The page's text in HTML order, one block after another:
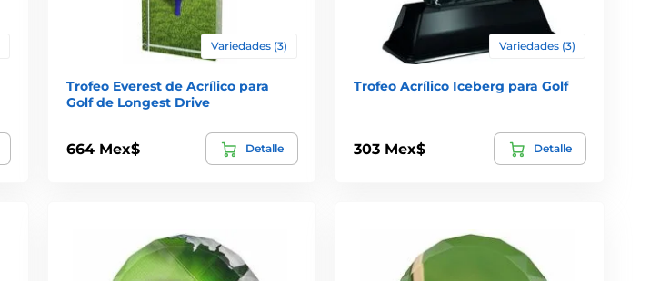
Variedades (3)
Trofeo Everest de Acrílico para
Golf de Longest Drive
664 Mex$ Detalle
Variedades (3)
Trofeo Acrílico Iceberg para Golf
303 Mex$ Detalle